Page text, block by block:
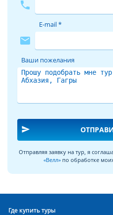
phone
mail
E-mail *
Ваши пожелания
send
Отправляя заявку на тур, я
«Велл» по обработке
Где купить туры